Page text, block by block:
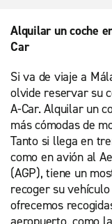
Alquilar un coche
Car
Si va de viaje a
olvide reservar su
A-Car. Alquilar un
más cómodas de
Tanto si llega en
como en avión al
(AGP), tiene un
recoger su
ofrecemos